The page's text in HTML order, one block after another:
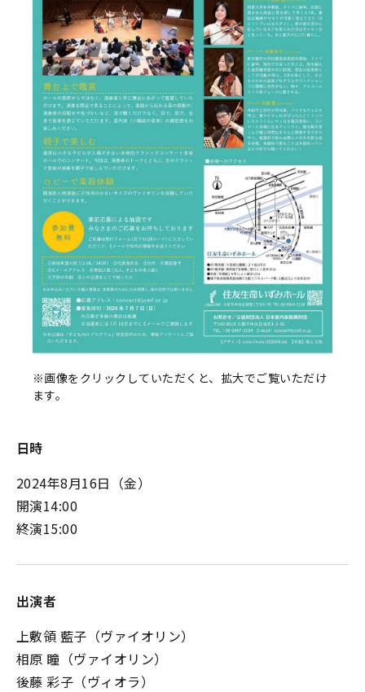
※画像をクリックしていただくと、拡大でご覧いただけ
ます。
日時
2024年8月16日（金）
開演14:00
終演15:00
出演者
上敷領 藍子（ヴァイオリン）
相原 瞳（ヴァイオリン）
後藤 彩子（ヴィオラ）